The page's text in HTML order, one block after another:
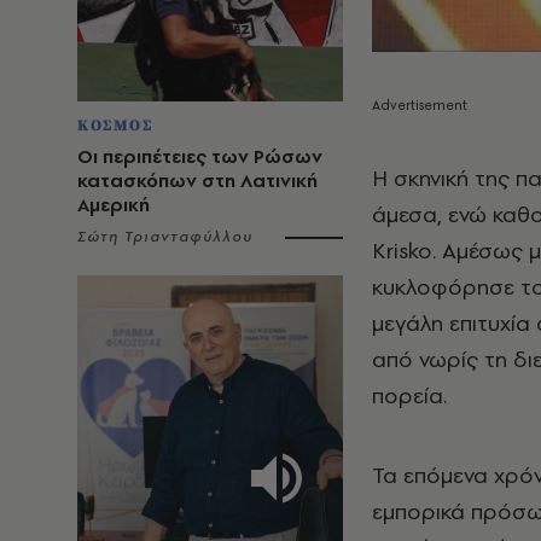
ΚΟΣΜΟΣ
Οι περιπέτειες των Ρώσων
κατασκόπων στη Λατινική
Αμερική
Σώτη Τριανταφύλλου
Η σκηνική της
άμεσα, ενώ
Krisko. Αμέσως
κυκλοφόρησε
μεγάλη
από νωρίς τη
πορεία.
Τα επόμενα
εμπορικά